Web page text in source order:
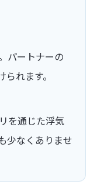
パートナーの
れます。
を通じた浮気
少なくありませ